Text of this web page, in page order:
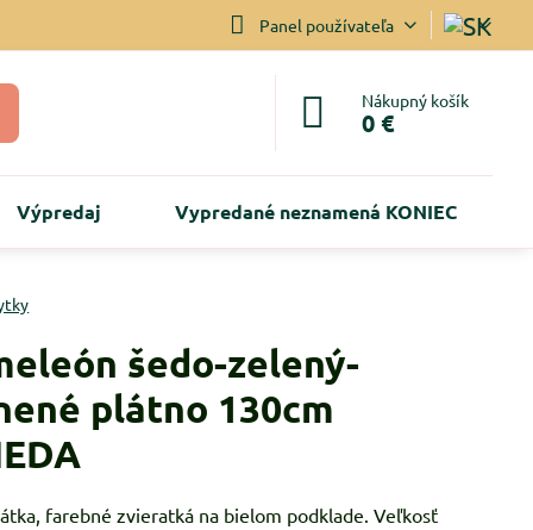
Panel používateľa
Nákupný košík
0 €
Výpredaj Vypredané neznamená KONIEC
šedo-zelený-
plátno 130cm
farebné zvieratká na bielom podklade. Veľkosť